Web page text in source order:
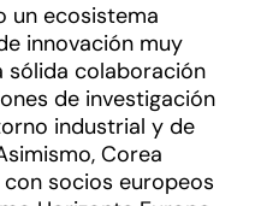
un ecosistema
innovación muy
sólida colaboración
de investigación
industrial y de
Corea
socios europeos